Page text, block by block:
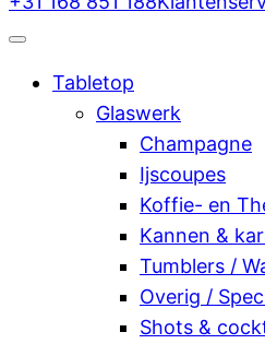
Tabletop
Glaswerk
Champagne
Ijscoupes
Koffie- en
Kannen &
Tumblers /
Overig /
Shots &